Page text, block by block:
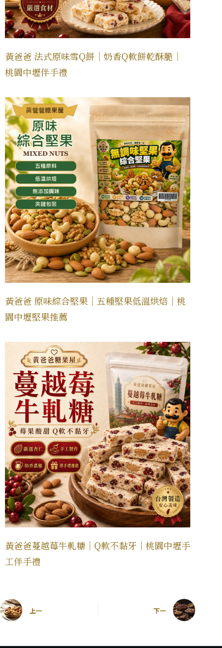
黃爸爸 法式原味雪Q餅｜奶香Q軟餅乾酥脆｜
桃園中壢伴手禮
黃爸爸 原味綜合堅果｜五種堅果低溫烘焙｜桃
園中壢堅果推薦
黃爸爸蔓越莓牛軋糖｜Q軟不黏牙｜桃園中壢手
工伴手禮
上一 下一